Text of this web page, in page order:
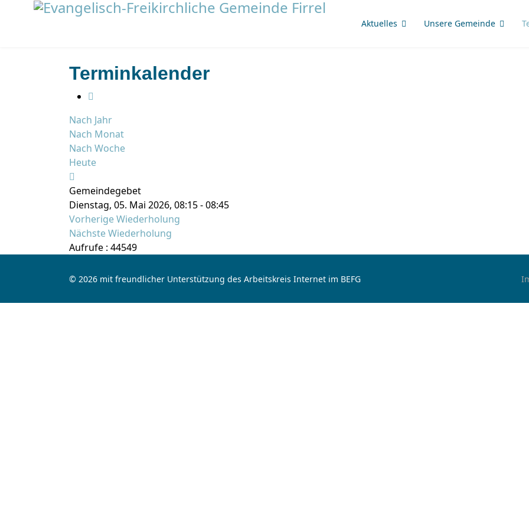
Aktuelles Unsere Gemeinde
Terminkalender
Nach Jahr
Nach Monat
Nach Woche
Heute
Gemeindegebet
Dienstag, 05. Mai 2026, 08:15 - 08:45
Vorherige Wiederholung
Nächste Wiederholung
Aufrufe : 44549
© 2026 mit freundlicher Unterstützung des Arbeitskreis Internet im BEFG